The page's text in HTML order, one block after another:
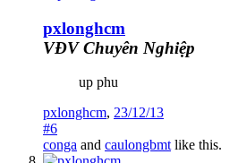
pxlonghcm
VĐV Chuyên Nghiệp
up phu
pxlonghcm, 23/12/13
#6
conga and caulongbmt like this.